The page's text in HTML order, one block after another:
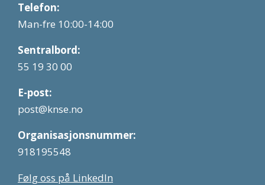
Telefon:
Man-fre 10:00-14:00
Sentralbord:
55 19 30 00
E-post:
post@knse.no
Organisasjonsnummer:
918195548
Følg oss på LinkedIn